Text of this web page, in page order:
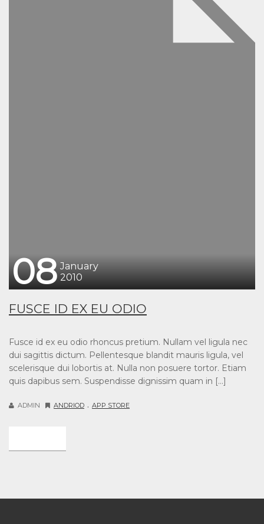
08 January
2010
FUSCE ID EX EU ODIO
Fusce id ex eu odio rhoncus pretium. Nullam vel ligula nec
dui sagittis dictum. Pellentesque blandit mauris ligula, vel
scelerisque dui lobortis at. Nulla non posuere tortor. Etiam
quis dapibus sem. Suspendisse dignissim quam in […]
ADMIN ANDRIOD . APP STORE